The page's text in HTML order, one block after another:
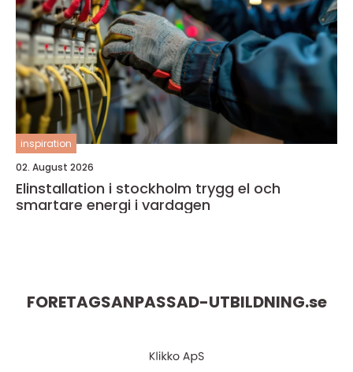
inspiration
02. August 2026
Elinstallation i stockholm trygg el och
smartare energi i vardagen
FORETAGSANPASSAD-UTBILDNING.se